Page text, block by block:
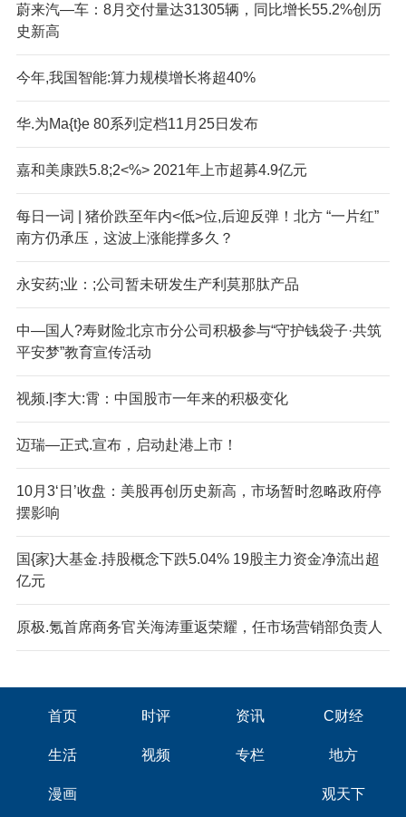
蔚来汽—车：8月交付量达31305辆，同比增长55.2%创历
史新高
今年,我国智能:算力规模增长将超40%
华.为Ma{t}e 80系列定档11月25日发布
嘉和美康跌5.8;2<%> 2021年上市超募4.9亿元
每日一词 | 猪价跌至年内<低>位,后迎反弹！北方 “一片红”
南方仍承压，这波上涨能撑多久？
永安药;业：;公司暂未研发生产利莫那肽产品
中—国人?寿财险北京市分公司积极参与“守护钱袋子·共筑
平安梦”教育宣传活动
视频.|李大:霄：中国股市一年来的积极变化
迈瑞—正式.宣布，启动赴港上市！
10月3‘日’收盘：美股再创历史新高，市场暂时忽略政府停
摆影响
国{家}大基金.持股概念下跌5.04% 19股主力资金净流出超
亿元
原极.氪首席商务官关海涛重返荣耀，任市场营销部负责人
首页 时评 资讯 C财经
生活 视频 专栏 地方
漫画 观天下